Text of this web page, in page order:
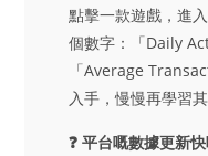
點擊一款遊戲，進
個數字：「Daily
「Average
入手，慢慢再學習
❓ 平台嘅數據更新